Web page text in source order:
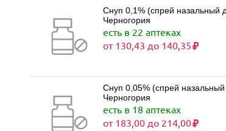
Снуп 0,1% (спрей
Черногория
есть в 22 аптеках
от 130,43 до 140,35
Снуп 0,05% (спрей
Черногория
есть в 18 аптеках
от 183,00 до 214,00